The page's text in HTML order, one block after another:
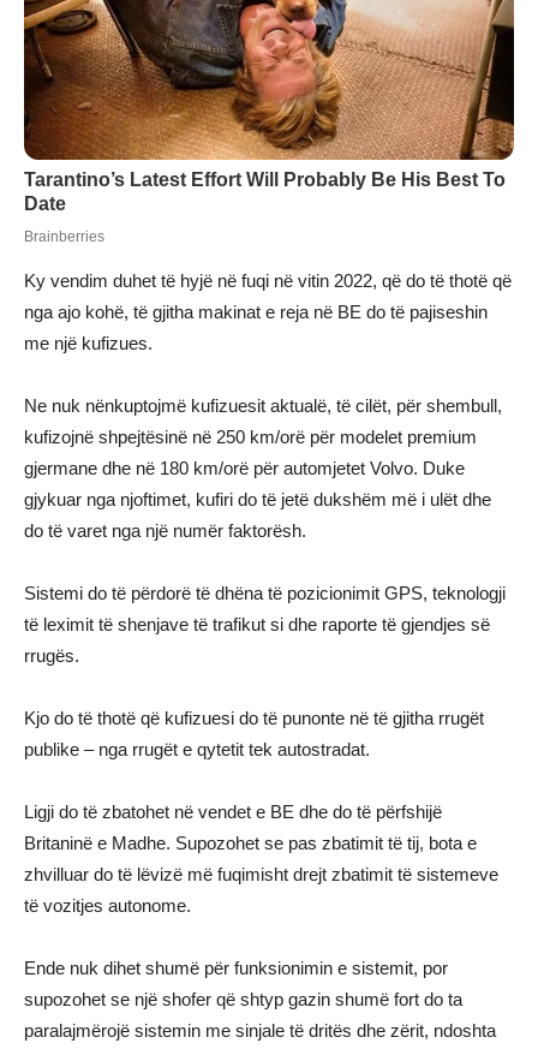
Ky vendim duhet të hyjë në fuqi në vitin 2022, që do të thotë që
nga ajo kohë, të gjitha makinat e reja në BE do të pajiseshin
me një kufizues.
Ne nuk nënkuptojmë kufizuesit aktualë, të cilët, për shembull,
kufizojnë shpejtësinë në 250 km/orë për modelet premium
gjermane dhe në 180 km/orë për automjetet Volvo. Duke
gjykuar nga njoftimet, kufiri do të jetë dukshëm më i ulët dhe
do të varet nga një numër faktorësh.
Sistemi do të përdorë të dhëna të pozicionimit GPS, teknologji
të leximit të shenjave të trafikut si dhe raporte të gjendjes së
rrugës.
Kjo do të thotë që kufizuesi do të punonte në të gjitha rrugët
publike – nga rrugët e qytetit tek autostradat.
Ligji do të zbatohet në vendet e BE dhe do të përfshijë
Britaninë e Madhe. Supozohet se pas zbatimit të tij, bota e
zhvilluar do të lëvizë më fuqimisht drejt zbatimit të sistemeve
të vozitjes autonome.
Ende nuk dihet shumë për funksionimin e sistemit, por
supozohet se një shofer që shtyp gazin shumë fort do ta
paralajmërojë sistemin me sinjale të dritës dhe zërit, ndoshta